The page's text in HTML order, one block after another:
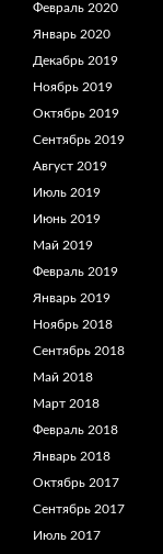
Февраль 2020
Январь 2020
Декабрь 2019
Ноябрь 2019
Октябрь 2019
Сентябрь 2019
Август 2019
Июль 2019
Июнь 2019
Май 2019
Февраль 2019
Январь 2019
Ноябрь 2018
Сентябрь 2018
Май 2018
Март 2018
Февраль 2018
Январь 2018
Октябрь 2017
Сентябрь 2017
Июль 2017